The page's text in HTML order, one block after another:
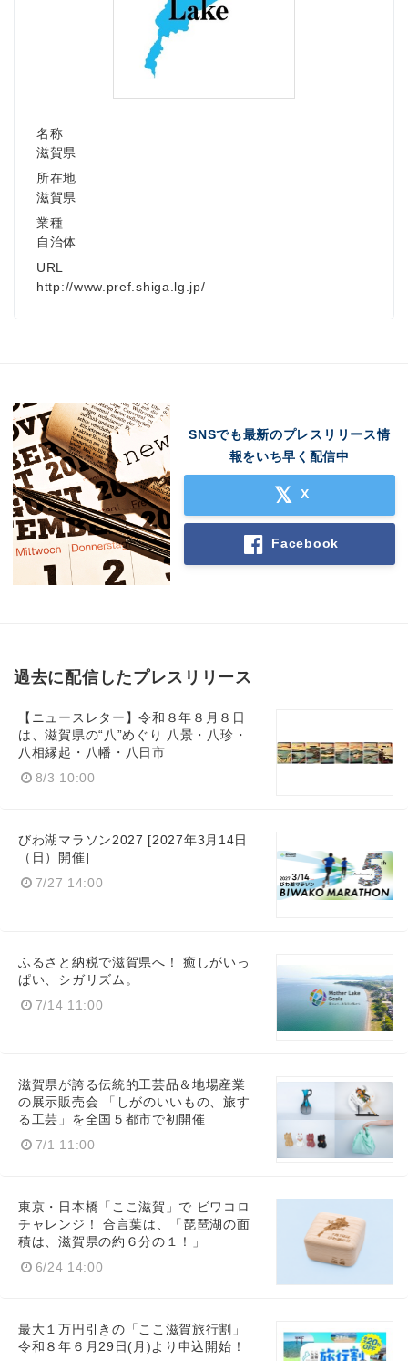
名称
滋賀県
所在地
滋賀県
業種
自治体
URL
http://www.pref.shiga.lg.jp/
SNSでも最新のプレスリリース情
報をいち早く配信中
X
Facebook
過去に配信したプレスリリース
【ニュースレター】令和８年８月８日
は、滋賀県の“八”めぐり 八景・八珍・
八相縁起・八幡・八日市
8/3 10:00
びわ湖マラソン2027 [2027年3月14日
（日）開催]
7/27 14:00
ふるさと納税で滋賀県へ！ 癒しがいっ
ぱい、シガリズム。
7/14 11:00
滋賀県が誇る伝統的工芸品＆地場産業
の展示販売会 「しがのいいもの、旅す
る工芸」を全国５都市で初開催
7/1 11:00
東京・日本橋「ここ滋賀」で ビワコロ
チャレンジ！ 合言葉は、「琵琶湖の面
積は、滋賀県の約６分の１！」
6/24 14:00
最大１万円引きの「ここ滋賀旅行割」
令和８年６月29日(月)より申込開始！